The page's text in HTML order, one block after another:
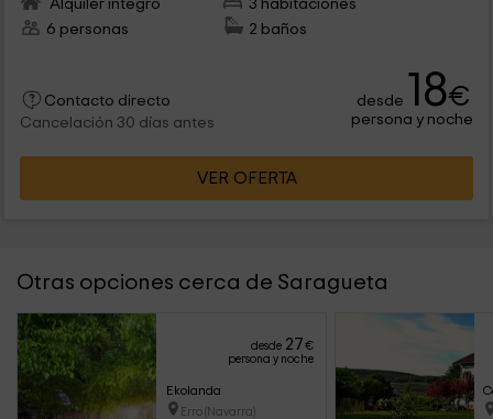
Alquiler íntegro
3 habitaciones
6 personas
2 baños
Contacto directo
Cancelación 30 días antes
desde 18€
persona y noche
VER OFERTA
Otras opciones cerca de Saragueta
desde 27€
persona y noche
Ekolanda
Erro (Navarra)